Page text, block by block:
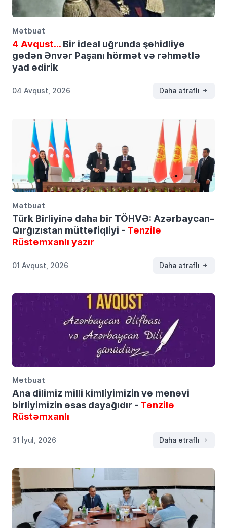
Mətbuat
4 Avqust…Bir ideal uğrunda şəhidliyə
gedən Ənvər Paşanı hörmət və rəhmətlə
yad edirik
04 Avqust, 2026 Daha ətraflı
Mətbuat
Türk Birliyinə daha bir TÖHVƏ: Azərbaycan–
Qırğızıstan müttəfiqliyi - Tənzilə
Rüstəmxanlı yazır
01 Avqust, 2026 Daha ətraflı
Mətbuat
Ana dilimiz milli kimliyimizin və mənəvi
birliyimizin əsas dayağıdır - Tənzilə
Rüstəmxanlı
31 İyul, 2026 Daha ətraflı